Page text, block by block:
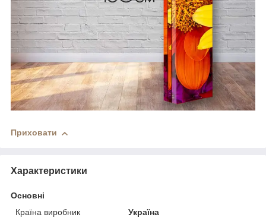
Приховати
Характеристики
Основні
Країна виробник
Україна